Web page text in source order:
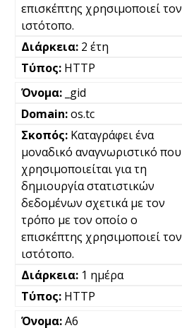
επισκέπτης χρησιμοποιεί τον
ιστότοπο.
2 έτη
HTTP
_gid
os.tc
Καταγράφει ένα
μοναδικό αναγνωριστικό που
χρησιμοποιείται για τη
δημιουργία στατιστικών
δεδομένων σχετικά με τον
τρόπο με τον οποίο ο
επισκέπτης χρησιμοποιεί τον
ιστότοπο.
1 ημέρα
HTTP
A6